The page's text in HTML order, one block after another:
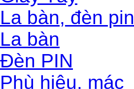
La bàn, đèn pin
La bàn
Đèn PIN
Phù hiệu, mác